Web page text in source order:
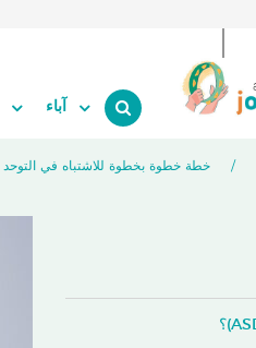
آباء
خطة خطوة بخطوة للاشتباه في التوحد